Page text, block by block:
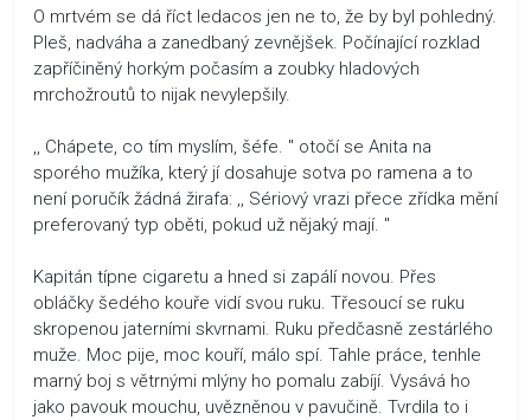
O mrtvém se dá říct ledacos jen ne to, že by byl pohledný.
Pleš, nadváha a zanedbaný zevnějšek. Počínající rozklad
zapříčiněný horkým počasím a zoubky hladových
mrchožroutů to nijak nevylepšily.
,, Chápete, co tím myslím, šéfe. " otočí se Anita na
sporého mužíka, který jí dosahuje sotva po ramena a to
není poručík žádná žirafa: ,, Sériový vrazi přece zřídka mění
preferovaný typ oběti, pokud už nějaký mají. "
Kapitán típne cigaretu a hned si zapálí novou. Přes
obláčky šedého kouře vidí svou ruku. Třesoucí se ruku
skropenou jaterními skvrnami. Ruku předčasně zestárlého
muže. Moc pije, moc kouří, málo spí. Tahle práce, tenhle
marný boj s větrnými mlýny ho pomalu zabíjí. Vysává ho
jako pavouk mouchu, uvězněnou v pavučině. Tvrdila to i